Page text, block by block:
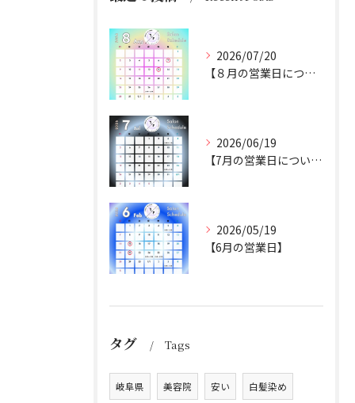
2026/07/20
【８月の営業日について】
2026/06/19
【7月の営業日について】
2026/05/19
【6月の営業日】
タグ Tags
岐阜県 美容院 安い 白髪染め